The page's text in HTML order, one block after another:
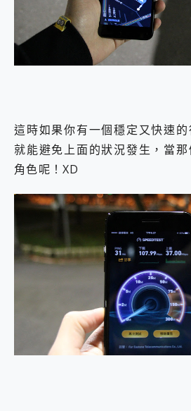
這時如果你有一個穩定又快速
就能避免上面的狀況發生，當
角色呢！XD